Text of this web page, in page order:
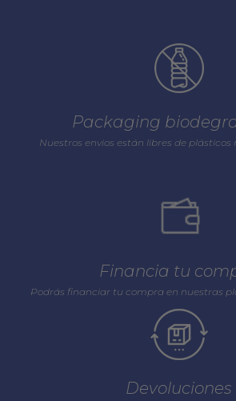
Packaging
Nuestros envios están libres de
Financia tu
Podrás financiar tu compra en nuestras
Devoluciones